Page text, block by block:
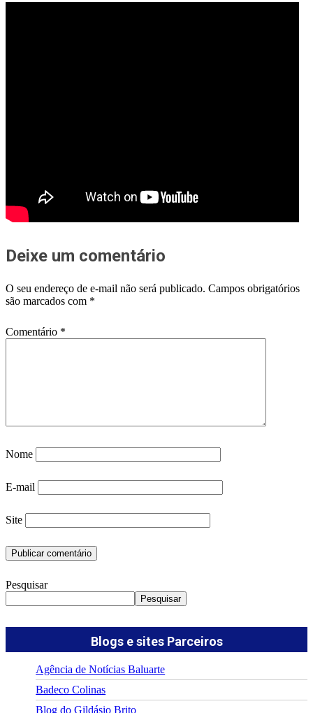
Deixe um comentário
O seu endereço de e-mail não será publicado. Campos obrigatórios
são marcados com *
Comentário *
Nome
E-mail
Site
Pesquisar
Pesquisar
Blogs e sites Parceiros
Agência de Notícias Baluarte
Badeco Colinas
Blog do Gildásio Brito